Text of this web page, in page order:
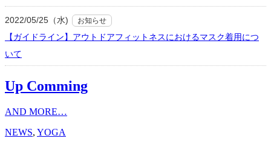
2022/05/25（水) お知らせ
【ガイドライン】アウトドアフィットネスにおけるマスク着用につ
いて
Up Comming
AND MORE…
NEWS, YOGA